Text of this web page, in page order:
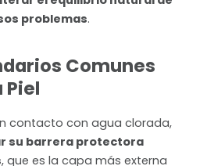
problemas.
Comunes
Piel
contacto con agua clorada,
su barrera protectora
, que es la capa más externa